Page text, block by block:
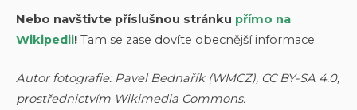
Nebo navštivte příslušnou stránku přímo na
Wikipedii! Tam se zase dovíte obecnější informace.
Autor fotografie: Pavel Bednařík (WMCZ), CC BY-SA 4.0,
prostřednictvím Wikimedia Commons.